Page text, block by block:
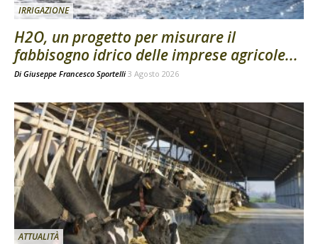
IRRIGAZIONE
H2O, un progetto per misurare il
fabbisogno idrico delle imprese agricole...
Di Giuseppe Francesco Sportelli 3 Agosto 2026
ATTUALITÀ